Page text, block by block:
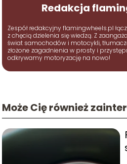
Redakcja
Zespół redakcyjny flamingwheels.pl
z chęcią dzielenia się wiedzą. Z
świat samochodów i motocykli,
złożone zagadnienia w prosty i
odkrywamy motoryzację na nowo!
Może Cię również